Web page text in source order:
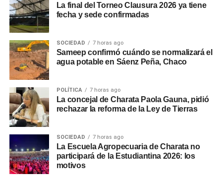
La final del Torneo Clausura 2026 ya tiene
fecha y sede confirmadas
SOCIEDAD 7 horas ago
Sameep confirmó cuándo se normalizará el
agua potable en Sáenz Peña, Chaco
POLÍTICA 7 horas ago
La concejal de Charata Paola Gauna, pidió
rechazar la reforma de la Ley de Tierras
SOCIEDAD 7 horas ago
La Escuela Agropecuaria de Charata no
participará de la Estudiantina 2026: los
motivos